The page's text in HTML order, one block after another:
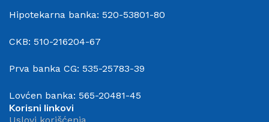
Hipotekarna banka: 520-53801-80
CKB: 510-216204-67
Prva banka CG: 535-25783-39
Lovćen banka: 565-20481-45
Korisni linkovi
Uslovi korišćenja